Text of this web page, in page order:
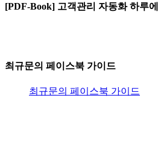
[PDF-Book] 고객관리 자동화 하루
최규문의 페이스북 가이드
최규문의 페이스북 가이드